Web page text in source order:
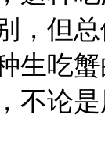
，但
生吃
不论